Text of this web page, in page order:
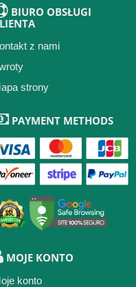
BIURO OBSŁUGI
z nami
strony
PAYMENT METHODS
MOJE KONTO
konto